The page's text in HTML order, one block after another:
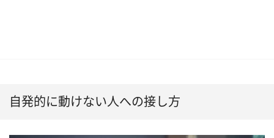
自発的に動けない人への接し方